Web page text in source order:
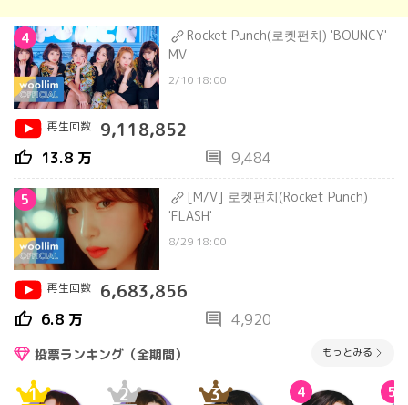
4
Rocket Punch(로켓펀치) 'BOUNCY'
MV
2/10 18:00
再生回数 9,118,852
thumb_up 13.8 万 comment 9,484
5
[M/V] 로켓펀치(Rocket Punch)
'FLASH'
8/29 18:00
再生回数 6,683,856
thumb_up 6.8 万 comment 4,920
投票ランキング（全期間） もっとみる
1 2 3 4 5